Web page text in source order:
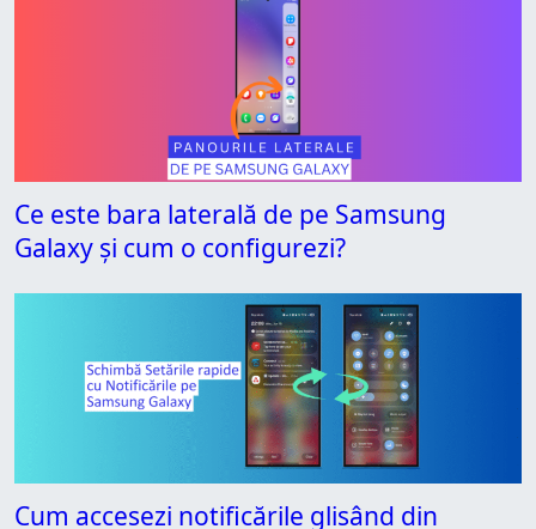
Ce este bara laterală de pe Samsung
Galaxy și cum o configurezi?
Cum accesezi notificările glisând din